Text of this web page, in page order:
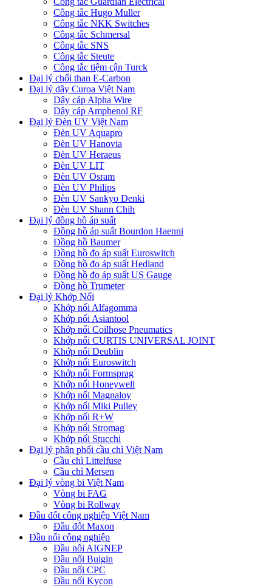
Công tắc Hugo Muller
Công tắc NKK Switches
Công tắc Schmersal
Công tắc SNS
Công tắc Steute
Công tắc tiệm cận Turck
Đại lý chổi than E-Carbon
Đại lý dây Curoa Việt Nam
Dây cáp Alpha Wire
Dây cáp Amphenol RF
Đại lý Đèn UV Việt Nam
Đèn UV Aquapro
Đèn UV Hanovia
Đèn UV Heraeus
Đèn UV LIT
Đèn UV Osram
Đèn UV Philips
Đèn UV Sankyo Denki
Đèn UV Shann Chih
Đại lý đồng hồ áp suất
Đồng hồ áp suất Bourdon Haenni
Đồng hồ Baumer
Đồng hồ đo áp suất Euroswitch
Đồng hồ đo áp suất Hedland
Đồng hồ đo áp suất US Gauge
Đồng hồ Trumeter
Đại lý Khớp Nối
Khớp nối Alfagomma
Khớp nối Asiantool
Khớp nối Coilhose Pneumatics
Khớp nối CURTIS UNIVERSAL JOINT
Khớp nối Deublin
Khớp nối Euroswitch
Khớp nối Formsprag
Khớp nối Honeywell
Khớp nối Magnaloy
Khớp nối Miki Pulley
Khớp nối R+W
Khớp nối Stromag
Khớp nối Stucchi
Đại lý phân phối cầu chì Việt Nam
Cầu chì Littelfuse
Cầu chì Mersen
Đại lý vòng bi Việt Nam
Vòng bi FAG
Vòng bi Rollway
Đầu đốt công nghiệp Việt Nam
Đầu đốt Maxon
Đầu nối công nghiệp
Đầu nối AIGNEP
Đầu nối Bulgin
Đầu nối CPC
Đầu nối Kycon